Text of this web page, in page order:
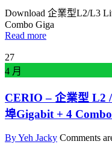
Download 企業型L2/L3
Combo Giga
Read more
27
4 月
CERIO – 企業型 L2
埠Gigabit + 4
By Yeh Jacky Comments